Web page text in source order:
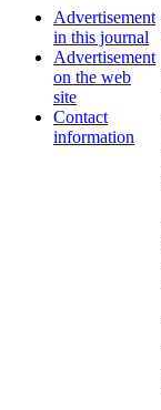
Advertisement
in this journal
Advertisement
on the web
site
Contact
information